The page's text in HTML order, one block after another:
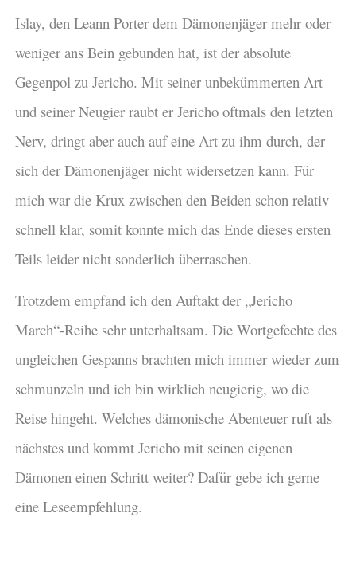
Islay, den Leann Porter dem Dämonenjäger mehr oder
weniger ans Bein gebunden hat, ist der absolute
Gegenpol zu Jericho. Mit seiner unbekümmerten Art
und seiner Neugier raubt er Jericho oftmals den letzten
Nerv, dringt aber auch auf eine Art zu ihm durch, der
sich der Dämonenjäger nicht widersetzen kann. Für
mich war die Krux zwischen den Beiden schon relativ
schnell klar, somit konnte mich das Ende dieses ersten
Teils leider nicht sonderlich überraschen.
Trotzdem empfand ich den Auftakt der „Jericho
March“-Reihe sehr unterhaltsam. Die Wortgefechte des
ungleichen Gespanns brachten mich immer wieder zum
schmunzeln und ich bin wirklich neugierig, wo die
Reise hingeht. Welches dämonische Abenteuer ruft als
nächstes und kommt Jericho mit seinen eigenen
Dämonen einen Schritt weiter? Dafür gebe ich gerne
eine Leseempfehlung.